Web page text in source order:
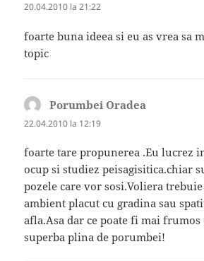
20.04.2010 la 21:22
foarte buna ideea si eu as vrea sa
topic
Porumbei Oradea
22.04.2010 la 12:19
foarte tare propunerea .Eu lucrez
ocup si studiez peisagisitica.chiar
pozele care vor sosi.Voliera
ambient placut cu gradina sau
afla.Asa dar ce poate fi mai frumos
superba plina de porumbei!